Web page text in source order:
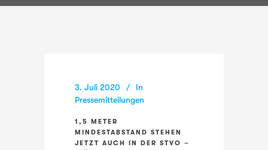
3. Juli 2020
In
Pressemitteilungen
1,5 METER
MINDESTABSTAND STEHEN
JETZT AUCH IN DER STVO –